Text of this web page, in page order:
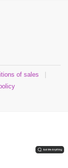
of sales